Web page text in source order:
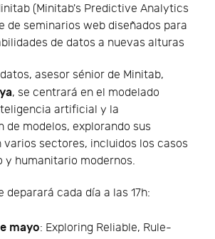
(Minitab's Predictive Analytics
de seminarios web diseñados para
de datos a nuevas alturas
asesor sénior de Minitab,
, se centrará en el modelado
artificial y la
de modelos, explorando sus
varios sectores, incluidos los casos
y humanitario modernos.
deparará cada día a las 17h:
mayo: Exploring Reliable, Rule-